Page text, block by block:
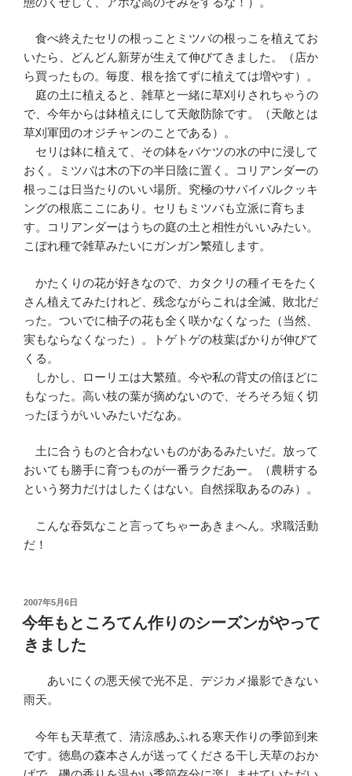
食べ終えたセリの根っことミツバの根っこを植えてお
いたら、どんどん新芽が生えて伸びてきました。（店か
ら買ったもの。毎度、根を捨てずに植えては増やす）。
庭の土に植えると、雑草と一緒に草刈りされちゃうの
で、今年からは鉢植えにして天敵防除です。（天敵とは
草刈軍団のオジチャンのことである）。
セリは鉢に植えて、その鉢をバケツの水の中に浸して
おく。ミツバは木の下の半日陰に置く。コリアンダーの
根っこは日当たりのいい場所。究極のサバイバルクッキ
ングの根底ここにあり。セリもミツバも立派に育ちま
す。コリアンダーはうちの庭の土と相性がいいみたい。
こぼれ種で雑草みたいにガンガン繁殖します。
かたくりの花が好きなので、カタクリの種イモをたく
さん植えてみたけれど、残念ながらこれは全滅、敗北だ
った。ついでに柚子の花も全く咲かなくなった（当然、
実もならなくなった）。トゲトゲの枝葉ばかりが伸びて
くる。
しかし、ローリエは大繁殖。今や私の背丈の倍ほどに
もなった。高い枝の葉が摘めないので、そろそろ短く切
ったほうがいいみたいだなあ。
土に合うものと合わないものがあるみたいだ。放って
おいても勝手に育つものが一番ラクだあー。（農耕する
という努力だけはしたくはない。自然採取あるのみ）。
こんな吞気なこと言ってちゃーあきまへん。求職活動
だ！
投
稿
日:
2007年5月6日
今年もところてん作りのシーズンがやって
きました
あいにくの悪天候で光不足、デジカメ撮影できない
雨天。
今年も天草煮て、清涼感あふれる寒天作りの季節到来
です。徳島の森本さんが送ってくださる干し天草のおか